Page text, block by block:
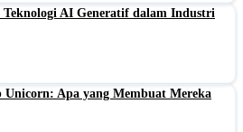
AI Generatif dalam Industri
Unicorn: Apa yang Membuat Mereka